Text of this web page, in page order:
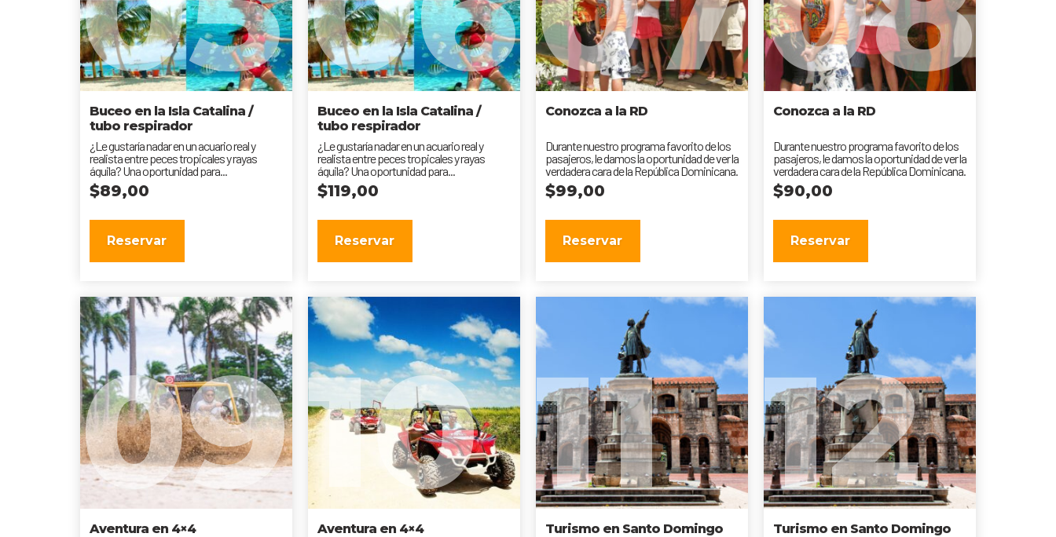
Buceo en la Isla Catalina /
tubo respirador
¿Le gustaría nadar en un acuario real y
realista entre peces tropicales y rayas
águila? Una oportunidad para...
$89,00
Reservar
Buceo en la Isla Catalina /
tubo respirador
¿Le gustaría nadar en un acuario real y
realista entre peces tropicales y rayas
águila? Una oportunidad para...
$119,00
Reservar
Conozca a la RD
Durante nuestro programa favorito de los
pasajeros, le damos la oportunidad de ver la
verdadera cara de la República Dominicana.
$99,00
Reservar
Conozca a la RD
Durante nuestro programa favorito de los
pasajeros, le damos la oportunidad de ver la
verdadera cara de la República Dominicana.
$90,00
Reservar
09
Aventura en 4×4
10
Aventura en 4×4
11
Turismo en Santo Domingo
12
Turismo en Santo Domingo